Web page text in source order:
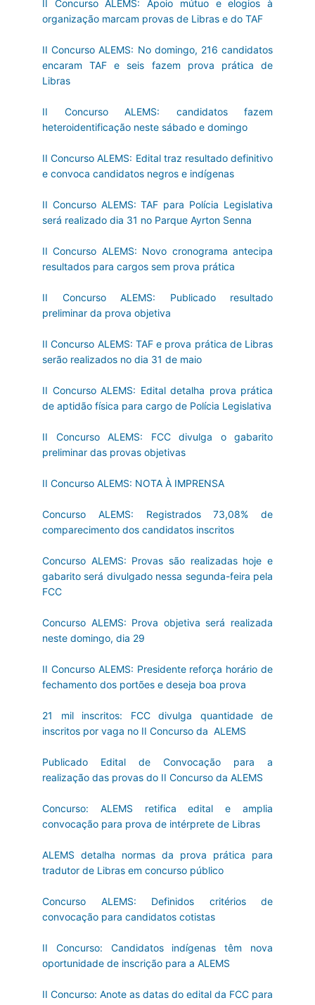
II Concurso ALEMS: Apoio mútuo e elogios à
organização marcam provas de Libras e do TAF
II Concurso ALEMS: No domingo, 216 candidatos
encaram TAF e seis fazem prova prática de
Libras
II Concurso ALEMS: candidatos fazem
heteroidentificação neste sábado e domingo
II Concurso ALEMS: Edital traz resultado definitivo
e convoca candidatos negros e indígenas
II Concurso ALEMS: TAF para Polícia Legislativa
será realizado dia 31 no Parque Ayrton Senna
II Concurso ALEMS: Novo cronograma antecipa
resultados para cargos sem prova prática
II Concurso ALEMS: Publicado resultado
preliminar da prova objetiva
II Concurso ALEMS: TAF e prova prática de Libras
serão realizados no dia 31 de maio
II Concurso ALEMS: Edital detalha prova prática
de aptidão física para cargo de Polícia Legislativa
II Concurso ALEMS: FCC divulga o gabarito
preliminar das provas objetivas
II Concurso ALEMS: NOTA À IMPRENSA
Concurso ALEMS: Registrados 73,08% de
comparecimento dos candidatos inscritos
Concurso ALEMS: Provas são realizadas hoje e
gabarito será divulgado nessa segunda-feira pela
FCC
Concurso ALEMS: Prova objetiva será realizada
neste domingo, dia 29
II Concurso ALEMS: Presidente reforça horário de
fechamento dos portões e deseja boa prova
21 mil inscritos: FCC divulga quantidade de
inscritos por vaga no II Concurso da ALEMS
Publicado Edital de Convocação para a
realização das provas do II Concurso da ALEMS
Concurso: ALEMS retifica edital e amplia
convocação para prova de intérprete de Libras
ALEMS detalha normas da prova prática para
tradutor de Libras em concurso público
Concurso ALEMS: Definidos critérios de
convocação para candidatos cotistas
II Concurso: Candidatos indígenas têm nova
oportunidade de inscrição para a ALEMS
II Concurso: Anote as datas do edital da FCC para